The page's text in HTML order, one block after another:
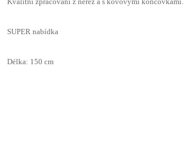
SUPER nabídka
Délka: 150 cm